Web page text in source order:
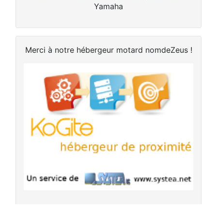
Yamaha
Merci à notre hébergeur motard nomdeZeus !